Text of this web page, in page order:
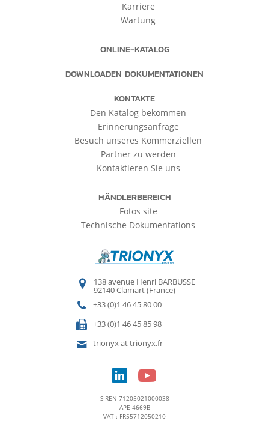
Karriere
Wartung
ONLINE-KATALOG
DOWNLOADEN DOKUMENTATIONEN
KONTAKTE
Den Katalog bekommen
Erinnerungsanfrage
Besuch unseres Kommerziellen
Partner zu werden
Kontaktieren Sie uns
HÄNDLERBEREICH
Fotos site
Technische Dokumentations
138 avenue Henri BARBUSSE
92140 Clamart (France)
+33 (0)1 46 45 80 00
+33 (0)1 46 45 85 98
trionyx at trionyx.fr
SIREN 71205021000038
APE 4669B
VAT : FR55712050210